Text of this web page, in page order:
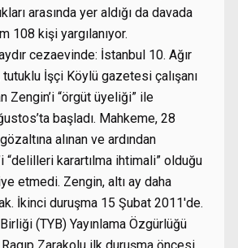
arasında yer aldığı da davada
108 kişi yargılanıyor.
cezaevinde: İstanbul 10. Ağır
İşçi Köylü gazetesi çalışanı
Zengin’i “örgüt üyeliği” ile
başladı. Mahkeme, 28
alınan ve ardından
“delilleri karartılma ihtimali” olduğu
etmedi. Zengin, altı ay daha
İkinci duruşma 15 Şubat 2011′de.
(TYB) Yayınlama Özgürlüğü